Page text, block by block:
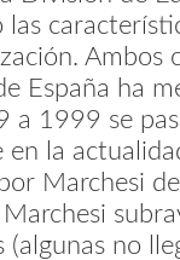
las
Ambos
España ha
a 1999 se
en la
Marchesi
Marchesi
(algunas no